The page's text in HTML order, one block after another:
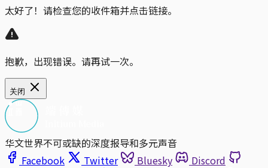
太好了！请检查您的收件箱并点击链接。
抱歉，出现错误。请再试一次。
关闭
华文世界不可或缺的深度报导和多元声音
Facebook
Twitter Bluesky
Discord